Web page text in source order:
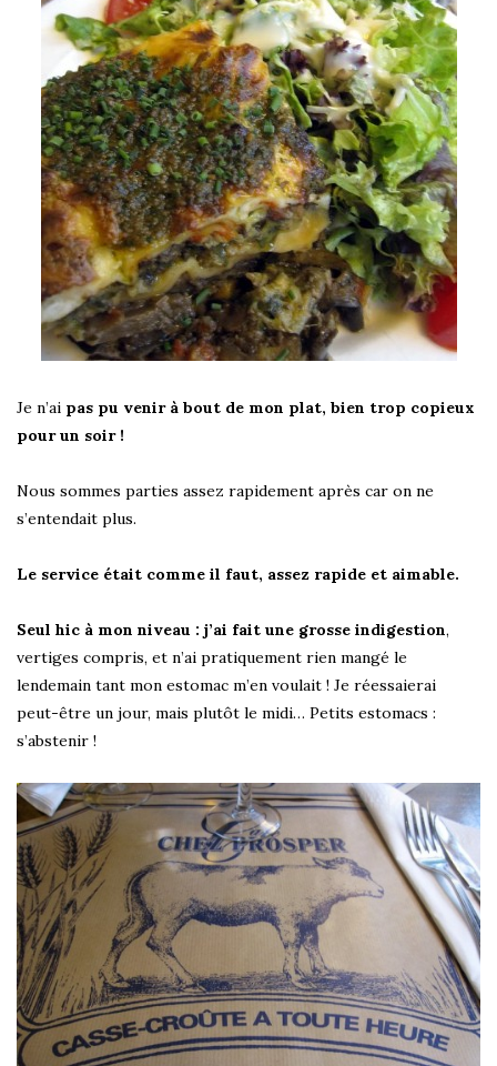
Je n’ai pas pu venir à bout de mon plat, bien trop copieux
pour un soir !
Nous sommes parties assez rapidement après car on ne
s’entendait plus.
Le service était comme il faut, assez rapide et aimable.
Seul hic à mon niveau : j’ai fait une grosse indigestion,
vertiges compris, et n’ai pratiquement rien mangé le
lendemain tant mon estomac m’en voulait ! Je réessaierai
peut-être un jour, mais plutôt le midi… Petits estomacs :
s’abstenir !